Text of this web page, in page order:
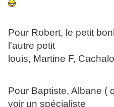
Pour Robert, le petit
l'autre petit
louis, Martine F,
Pour Baptiste, Albane (
voir un spécialiste